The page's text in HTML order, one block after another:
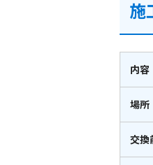
施
内容
場所
交換